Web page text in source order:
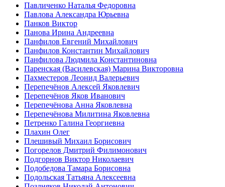
Павличенко Наталья Федоровна
Павлова Александра Юрьевна
Панков Виктор
Панова Ирина Андреевна
Панфилов Евгений Михайлович
Панфилов Константин Михайлович
Панфилова Людмила Константиновна
Паренская (Василевская) Марина Викторовна
Пахместеров Леонид Валерьевич
Перепечёнов Алексей Яковлевич
Перепечёнов Яков Иванович
Перепечёнова Анна Яковлевна
Перепечёнова Милитина Яковлевна
Петренко Галина Георгиевна
Плахин Олег
Плешивый Михаил Борисович
Погорелов Дмитрий Филимонович
Подгорнов Виктор Николаевич
Подобедова Тамара Борисовна
Подольская Татьяна Алексеевна